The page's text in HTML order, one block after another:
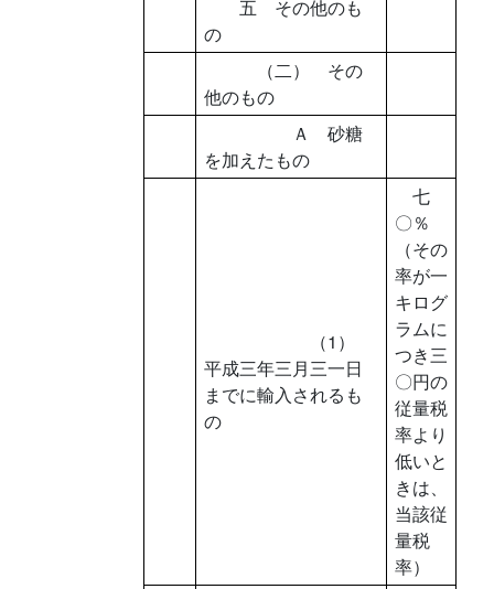
五 その他のも
の
（二） その
他のもの
Ａ 砂糖
を加えたもの
（1）
平成三年三月三一日
までに輸入されるも
の
七
〇％
（その
率が一
キログ
ラムに
つき三
〇円の
従量税
率より
低いと
きは、
当該従
量税
率）